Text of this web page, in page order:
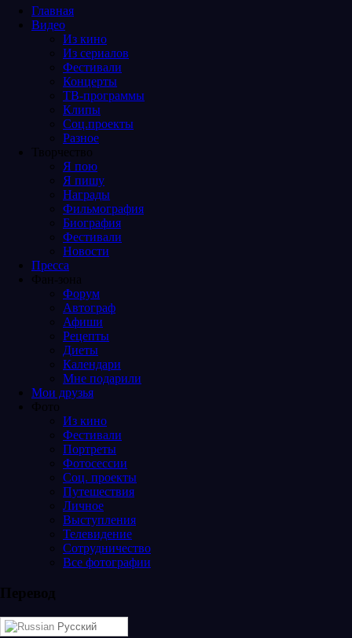
Главная
Видео
Из кино
Из сериалов
Фестивали
Концерты
ТВ-программы
Клипы
Соц.проекты
Разное
Творчество
Я пою
Я пишу
Награды
Фильмография
Биография
Фестивали
Новости
Пресса
Фан-зона
Форум
Автограф
Афиши
Рецепты
Диеты
Календари
Мне подарили
Мои друзья
Фото
Из кино
Фестивали
Портреты
Фотосессии
Соц. проекты
Путешествия
Личное
Выступления
Телевидение
Сотрудничество
Все фотографии
Перевод
Русский